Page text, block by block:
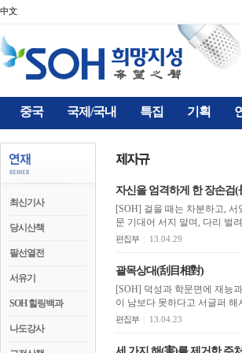
中文
중국 국제/국내 특집 기획
최신기사
당시산책
팔선열전
서유기
SOH 힐링백과
나도강사
자신을 엄격하게 한 장손검(
[SOH] 걸을 때는 차분하고,
편집부 13.04.29
괄목상대(刮目相對)
[SOH] 덕성과 학문면에 재능
이 남보다 못하다고 서글퍼
편집부 13.04.23